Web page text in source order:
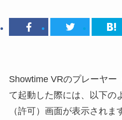
Showtime VRのプレーヤー
て起動した際には、以下の
（許可）画面が表示されま